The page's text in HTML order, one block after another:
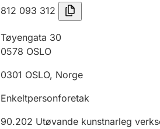
812 093 312
Tøyengata 30
0578 OSLO
0301 OSLO, Norge
Enkeltpersonforetak
90.202 Utøvande kunstnarleg